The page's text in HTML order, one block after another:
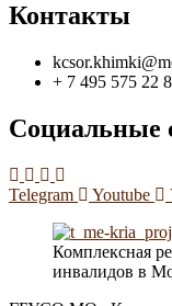
Контакты
+ 7 495 575 22
Социальные
Telegram Youtube
Комплексная
инвалидов в